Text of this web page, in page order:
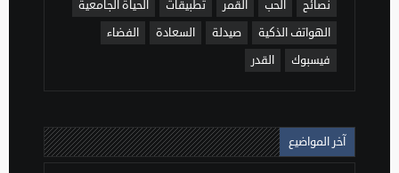
نصائح
الحب القمر تطبيقات
الحياة الجامعية
الهواتف الذكية
صيدلة السعادة
الفضاء
فيسبوك
القدر
آخر المواضيع